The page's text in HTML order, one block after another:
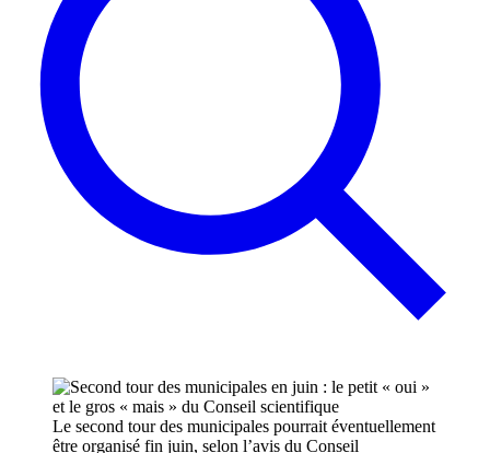
Le second tour des municipales pourrait éventuellement
être organisé fin juin, selon l’avis du Conseil